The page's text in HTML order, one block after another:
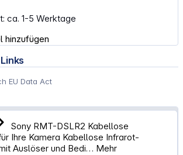
ca. 1-5 Werktage
hinzufügen
EU Data Act
Sony RMT-DSLR2 Kabellose
Ihre Kamera Kabellose Infrarot-
Auslöser und Bedi… Mehr